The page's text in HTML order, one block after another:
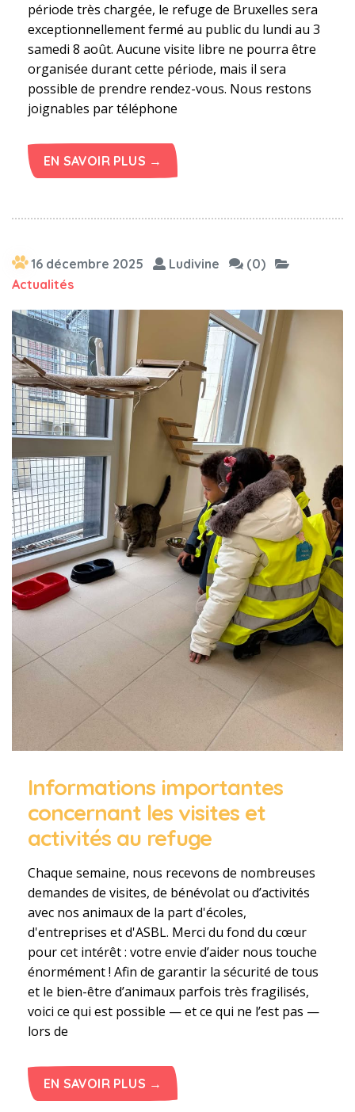
période très chargée, le refuge de Bruxelles sera
exceptionnellement fermé au public du lundi au 3
samedi 8 août. Aucune visite libre ne pourra être
organisée durant cette période, mais il sera
possible de prendre rendez-vous. Nous restons
joignables par téléphone
EN SAVOIR PLUS →
16 décembre 2025 Ludivine
(0)
Actualités
Informations importantes
concernant les visites et
activités au refuge
Chaque semaine, nous recevons de nombreuses
demandes de visites, de bénévolat ou d’activités
avec nos animaux de la part d'écoles,
d'entreprises et d'ASBL. Merci du fond du cœur
pour cet intérêt : votre envie d’aider nous touche
énormément ! Afin de garantir la sécurité de tous
et le bien-être d’animaux parfois très fragilisés,
voici ce qui est possible — et ce qui ne l’est pas —
lors de
EN SAVOIR PLUS →